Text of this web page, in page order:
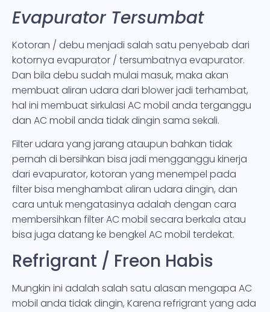
Evapurator Tersumbat
Kotoran / debu menjadi salah satu penyebab dari
kotornya evapurator / tersumbatnya evapurator.
Dan bila debu sudah mulai masuk, maka akan
membuat aliran udara dari blower jadi terhambat,
hal ini membuat sirkulasi AC mobil anda terganggu
dan AC mobil anda tidak dingin sama sekali.
Filter udara yang jarang ataupun bahkan tidak
pernah di bersihkan bisa jadi mengganggu kinerja
dari evapurator, kotoran yang menempel pada
filter bisa menghambat aliran udara dingin, dan
cara untuk mengatasinya adalah dengan cara
membersihkan filter AC mobil secara berkala atau
bisa juga datang ke bengkel AC mobil terdekat.
Refrigrant / Freon Habis
Mungkin ini adalah salah satu alasan mengapa AC
mobil anda tidak dingin, Karena refrigrant yang ada